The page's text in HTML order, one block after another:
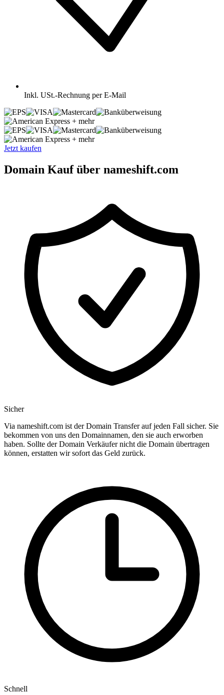
Inkl. USt.-Rechnung per E-Mail
+ mehr
+ mehr
Jetzt kaufen
Domain Kauf über nameshift.com
Sicher
Via nameshift.com ist der Domain Transfer auf jeden Fall sicher. Sie
bekommen von uns den Domainnamen, den sie auch erworben
haben. Sollte der Domain Verkäufer nicht die Domain übertragen
können, erstatten wir sofort das Geld zurück.
Schnell